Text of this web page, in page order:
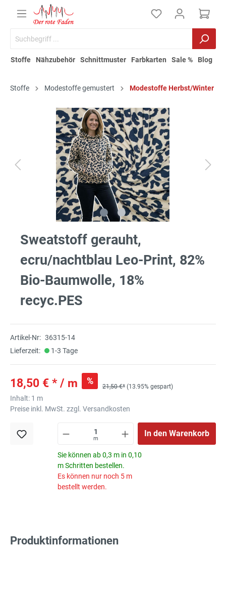
Stoffe Nähzubehör Schnittmuster Farbkarten Sale % Blog
Stoffe Modestoffe gemustert Modestoffe Herbst/Winter
Sweatstoff gerauht,
ecru/nachtblau Leo-Print, 82%
Bio-Baumwolle, 18%
recyc.PES
Artikel-Nr: 36315-14
Lieferzeit:
1-3 Tage
18,50 € * / m %
21,50 €* (13.95% gespart)
Inhalt: 1 m
Preise inkl. MwSt. zzgl. Versandkosten
m
In den Warenkorb
Sie können ab 0,3 m in 0,10
m Schritten bestellen.
Es können nur noch 5 m
bestellt werden.
Produktinformationen